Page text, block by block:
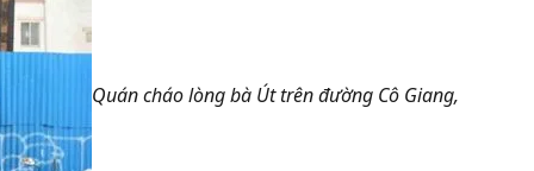
Quán cháo lòng bà Út trên đường Cô Giang,